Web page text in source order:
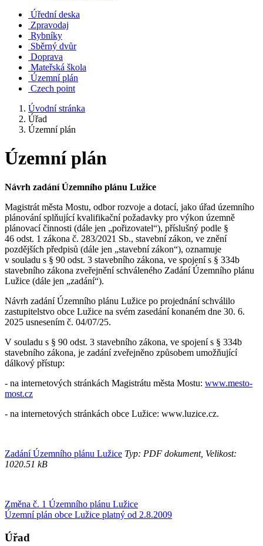
Úřední deska
Zpravodaj
Rybníky
Sběrný dvůr
Doprava
Mateřská škola
Územní plán
Czech point
Úvodní stránka
Úřad
Územní plán
Územní plán
Návrh zadání Územního plánu Lužice
Magistrát města Mostu, odbor rozvoje a dotací, jako úřad územního
plánování splňující kvalifikační požadavky pro výkon územně
plánovací činnosti (dále jen „pořizovatel“), příslušný podle §
46 odst. 1 zákona č. 283/2021 Sb., stavební zákon, ve znění
pozdějších předpisů (dále jen „stavební zákon“), oznamuje
v souladu s § 90 odst. 3 stavebního zákona, ve spojení s § 334b
stavebního zákona zveřejnění schváleného Zadání Územního plánu
Lužice (dále jen „zadání“).
Návrh zadání Územního plánu Lužice po projednání schválilo
zastupitelstvo obce Lužice na svém zasedání konaném dne 30. 6.
2025 usnesením č. 04/07/25.
V souladu s § 90 odst. 3 stavebního zákona, ve spojení s § 334b
stavebního zákona, je zadání zveřejněno způsobem umožňující
dálkový přístup:
- na internetových stránkách Magistrátu města Mostu: www.mesto-
most.cz
- na internetových stránkách obce Lužice: www.luzice.cz.
Zadání Územního plánu Lužice Typ: PDF dokument, Velikost:
1020.51 kB
Změna č. 1 Územního plánu Lužice
Územní plán obce Lužice platný od 2.8.2009
Úřad